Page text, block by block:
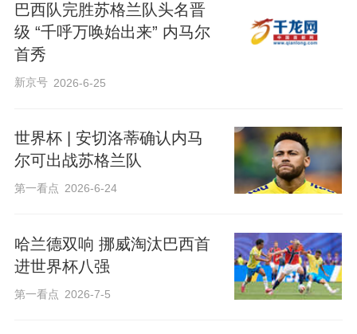
巴西队完胜苏格兰队头名晋
级 “千呼万唤始出来” 内马尔
首秀
新京号 2026-6-25
世界杯 | 安切洛蒂确认内马
尔可出战苏格兰队
第一看点 2026-6-24
哈兰德双响 挪威淘汰巴西首
进世界杯八强
第一看点 2026-7-5